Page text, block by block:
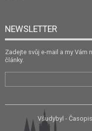
NEWSLETTER
Zadejte svůj e-mail a my Vám
články.
Všudybyl -